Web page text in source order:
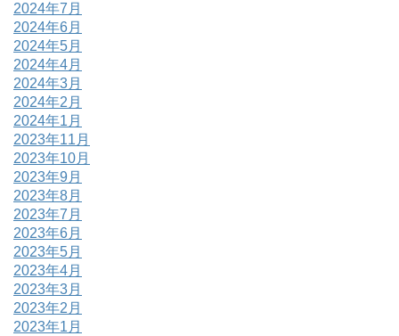
2024年7月
2024年6月
2024年5月
2024年4月
2024年3月
2024年2月
2024年1月
2023年11月
2023年10月
2023年9月
2023年8月
2023年7月
2023年6月
2023年5月
2023年4月
2023年3月
2023年2月
2023年1月